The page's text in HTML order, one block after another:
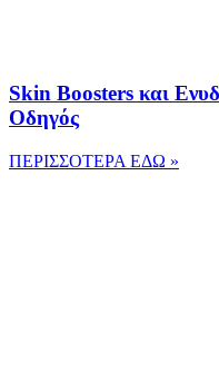
Skin Boosters και
Οδηγός
ΠΕΡΙΣΣΟΤΕΡΑ ΕΔΩ »